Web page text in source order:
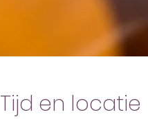
Tijd en locatie